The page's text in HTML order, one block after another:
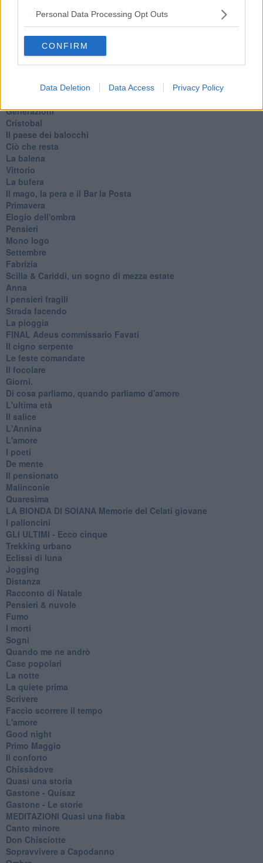
Personal Data Processing Opt Outs
CONFIRM
Data Deletion Data Access Privacy Policy
Lo sgombero
Erodoto e Tucidide
Il padre della storia
Pensieri brevi
L'evoluzione della specie
Riflessioni
Generazioni
Cristobal
Il paese dei balocchi
Ciò che resta
La balena
Vittorio
La bufera
Il mago, la pera e il Bar la Posta
Primavera
Elogio dell'ombra
Pensieri
Mono logo
Settembre
Fabrizia
​Scilla & Cariddi, un sogno di mezza estate
Anna
I pensieri fragili
Strada facendo
La pioggia
FINAL Adeus commissario Favati
Il cigno serpente
Le feste comandate
Il focolare
Giorni.
Di cosa parliamo, quando parliamo d'amore
L'ultima età
Il salice
L'Annina
L'amore
I poeti
De mente
Il pensionato
Malinconie
Quaresima
LA BIONDA DI SOIANA Memorie del Celati giovane
I palloncini
GLI ULTIMI - Ecco cinque
Trekking urbano
Eclissi di luna
Jogging
Distanza
Racconto di Natale
Pensieri & nuvole
Fumo
I morti
Sogni
Quando me ne andrò
Case popolari
La notte
La quiete prima
Scrivere
Faccio scorrere il tempo
L'amore
Good night
Primo Maggio
Il conforto
Chissàdove
Quasi una storia
Gastone - Quisaz
Gastone - Le storie
MEDITAZIONI Quasi una fiaba
Canto minore
Don Chisciotte
Sopravvivere a Capodanno